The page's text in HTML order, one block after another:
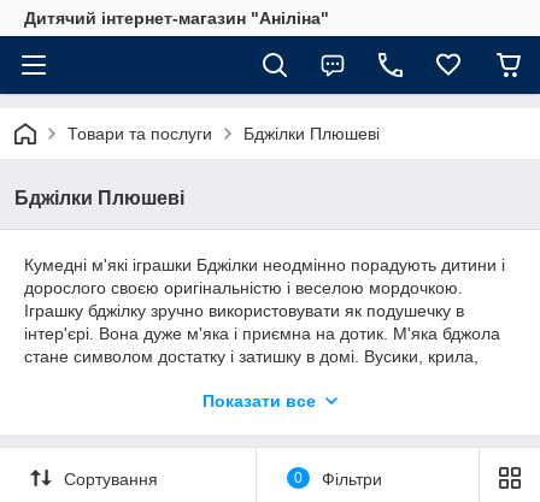
Дитячий інтернет-магазин "Аніліна"
Товари та послуги Бджілки Плюшеві
Бджілки Плюшеві
Кумедні м'які іграшки Бджілки неодмінно порадують дитини і
дорослого своєю оригінальністю і веселою мордочкою.
Іграшку бджілку зручно використовувати як подушечку в
інтер'єрі. Вона дуже м'яка і приємна на дотик. М'яка бджола
стане символом достатку і затишку в домі. Вусики, крила,
від нашої фабрики "Аліна" виконані з якісних матеріалів.
наполнитель синтепух обеспечивает гипоаллергенность
изделий, поэтому игрушки от украинского производителя
рекомендованы детям от трех лет. Игрушки представлены в
Показати все
Сортування 0 Фільтри